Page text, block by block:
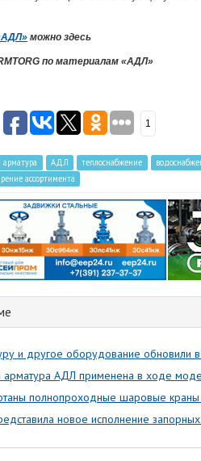
можно здесь
по материалам «АДЛ»
1
АДЛ теплоснабжение
ассортимента
и другое оборудование обновили
АДЛ применена в ходе
полнопроходные шаровые краны
новое исполнение запорных